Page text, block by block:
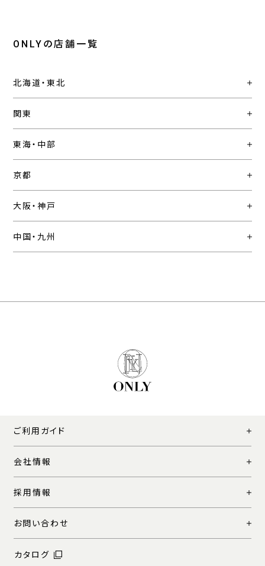
ONLYの店舗一覧
北海道・東北
関東
東海・中部
京都
大阪・神戸
中国・九州
ご利用ガイド
会社情報
採用情報
お問い合わせ
カタログ